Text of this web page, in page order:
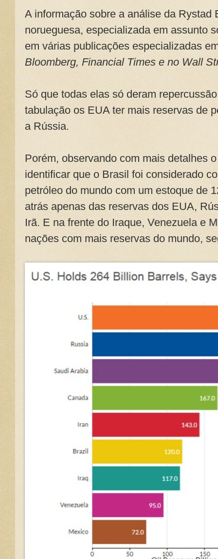
A informação sobre a análise da Rystad
norueguesa, especializada em assunto
em várias publicações especializadas
Bloomberg, Financial Times e no Wall
Só que todas elas só deram
tabulação os EUA ter mais reservas de
a Rússia.
Porém, observando com mais detalhes
identificar que o Brasil foi considerado
petróleo do mundo com um estoque de
atrás apenas das reservas dos EUA,
Irã. E na frente do Iraque, Venezuela e
nações com mais reservas do mundo,